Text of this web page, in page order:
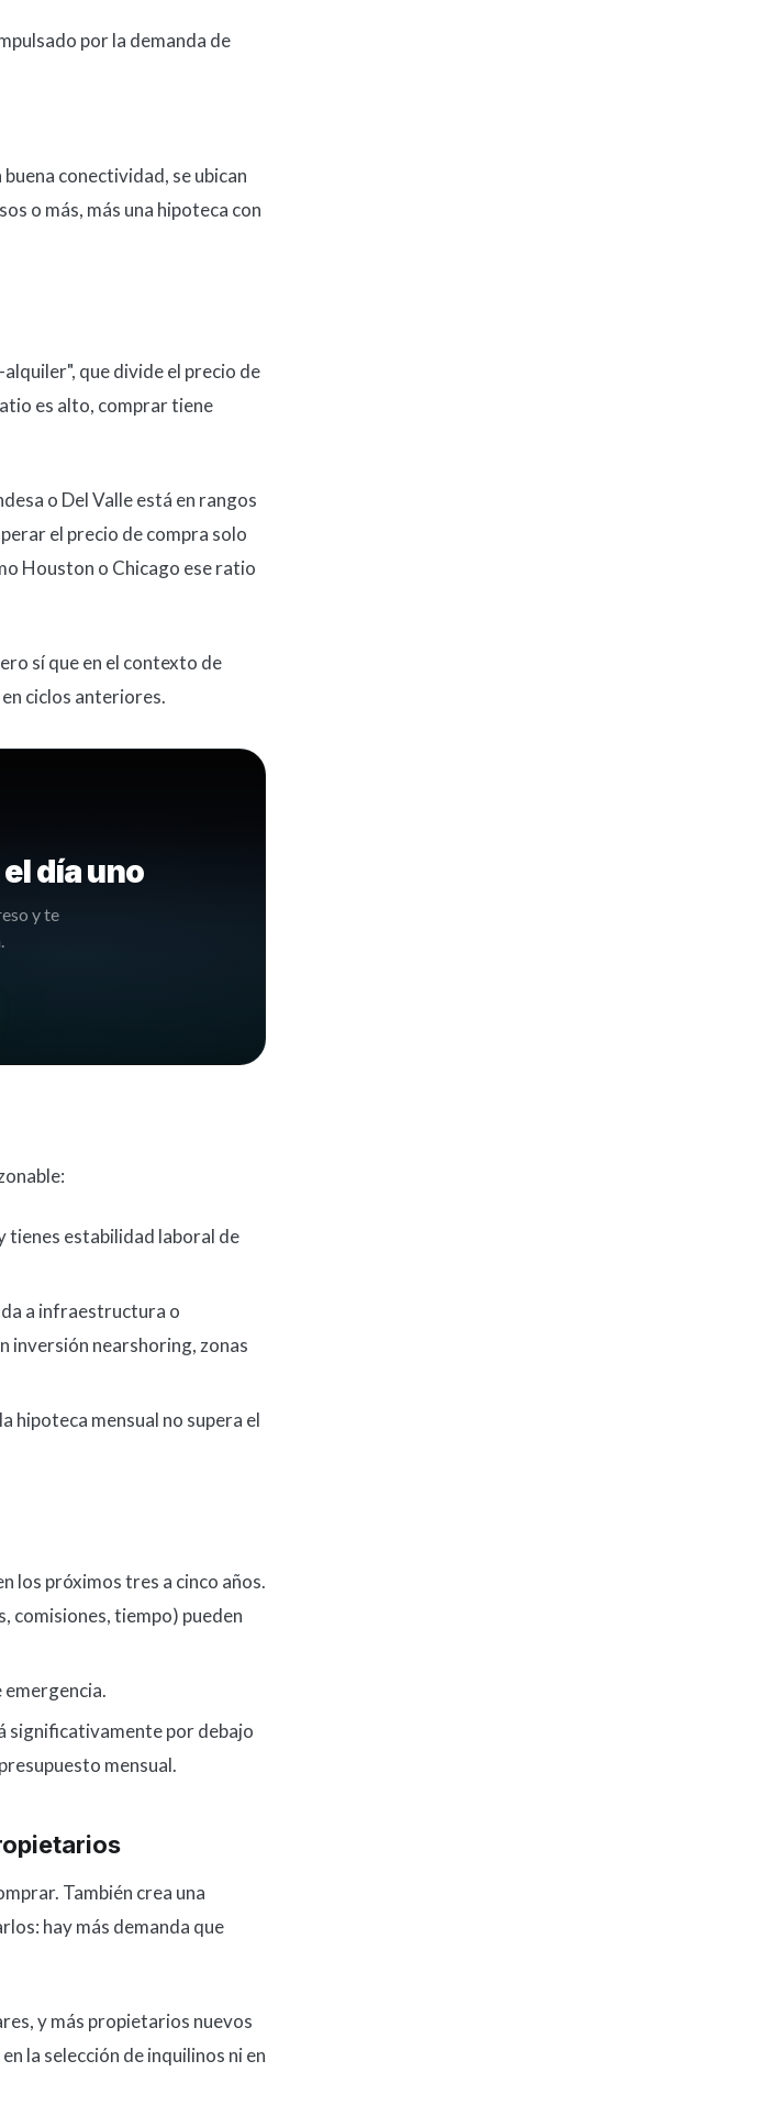
por la demanda de
conectividad, se ubican
o más, más una hipoteca con
que divide el precio de
es alto, comprar tiene
o Del Valle está en rangos
el precio de compra solo
Houston o Chicago ese ratio
sí que en el contexto de
ciclos anteriores.
día uno
y te
tienes estabilidad laboral de
a infraestructura o
inversión nearshoring, zonas
hipoteca mensual no supera el
los próximos tres a cinco años.
comisiones, tiempo) pueden
emergencia.
significativamente por debajo
mensual.
También crea una
hay más demanda que
y más propietarios nuevos
la selección de inquilinos ni en